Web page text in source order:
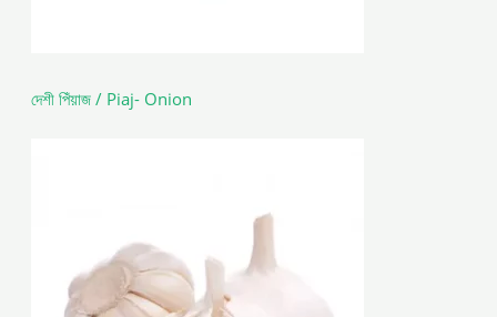
দেশী পিঁয়াজ / Piaj- Onion